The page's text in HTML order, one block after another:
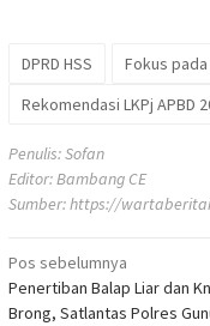
DPRD HSS Fokus
Rekomendasi LKPj APBD
Penulis: Sofan
Editor: Bambang CE
Sumber:https://
Navigasi
pos
Pos sebelumnya
Penertiban Balap Liar dan
Brong, Satlantas Polres